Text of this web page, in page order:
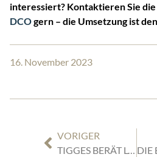
interessiert? Kontaktieren Sie
DCOgern – die Umsetzung ist
16. November 2023
VORIGER
TIGGES BERÄT LOK-VERMIETER RAILPOOL BEIM KAUF VON 45 MODULA-LOKOMOTIVEN BEI VOSSLOH ROLLING STOCK MIT DER OPTION FÜR 152 WEITERE